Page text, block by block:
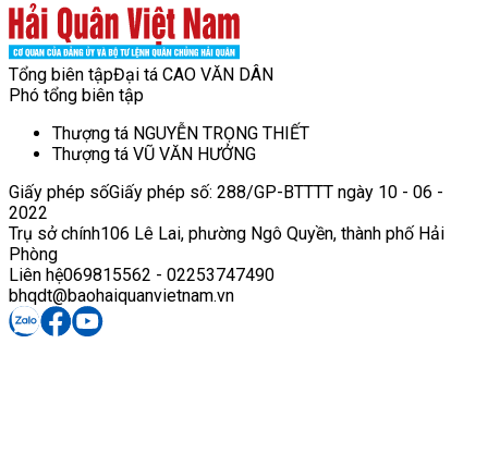
Tổng biên tậpĐại tá CAO VĂN DÂN
Phó tổng biên tập
Thượng tá NGUYỄN TRỌNG THIẾT
Thượng tá VŨ VĂN HƯỞNG
Giấy phép sốGiấy phép số: 288/GP-BTTTT ngày 10 - 06 -
2022
Trụ sở chính106 Lê Lai, phường Ngô Quyền, thành phố Hải
Phòng
Liên hệ069815562 - 02253747490
bhqdt@baohaiquanvietnam.vn